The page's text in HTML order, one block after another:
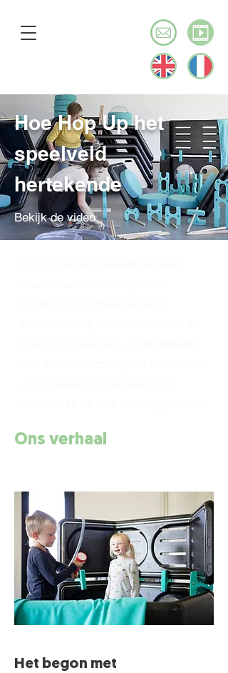
Hoe Hop Up het
speelveld
hertekende
Bekijk de video
Ons verhaal
Het begon met